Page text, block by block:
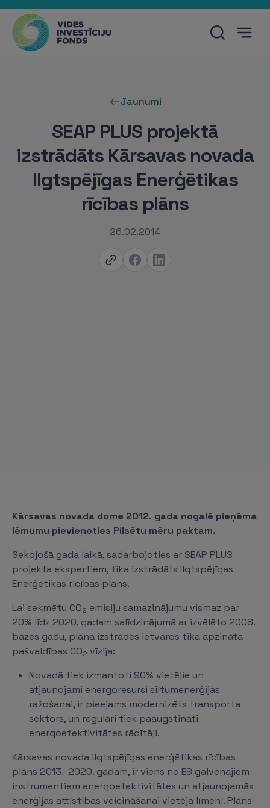
Jaunumi
SEAP PLUS projektā
izstrādāts Kārsavas novada
Ilgtspējīgas Enerģētikas
rīcības plāns
26.02.2014
Kārsavas novada dome 2012. gada nogalē pieņēma
lēmumu pievienoties Pilsētu mēru paktam.
Sekojošā gada laikā, sadarbojoties ar SEAP PLUS
projekta ekspertiem, tika izstrādāts Ilgtspējīgas
Enerģētikas rīcības plāns.
Lai sekmētu CO2 emisiju samazinājumu vismaz par
20% līdz 2020. gadam salīdzinājumā ar izvēlēto 2008.
bāzes gadu, plāna izstrādes ietvaros tika apzināta
pašvaldības CO2 vīzija:
Novadā tiek izmantoti 90% vietējie un
atjaunojami energoresursi siltumenerģijas
ražošanai, ir pieejams modernizēts transporta
sektors, un regulāri tiek paaugstināti
energoefektivitātes rādītāji.
Kārsavas novada ilgtspējīgas enerģētikas rīcības
plāns 2013.-2020. gadam, ir viens no ES galvenajiem
instrumentiem energoefektivitātes un atjaunojamās
enerģijas attīstības veicināšanai vietējā līmenī. Plāns